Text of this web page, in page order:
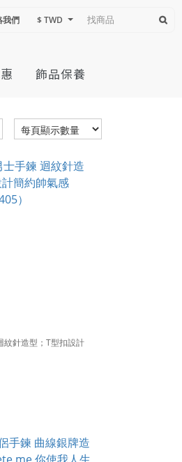
我們 $ TWD
飾品保養
紋針造型；T型扣設計